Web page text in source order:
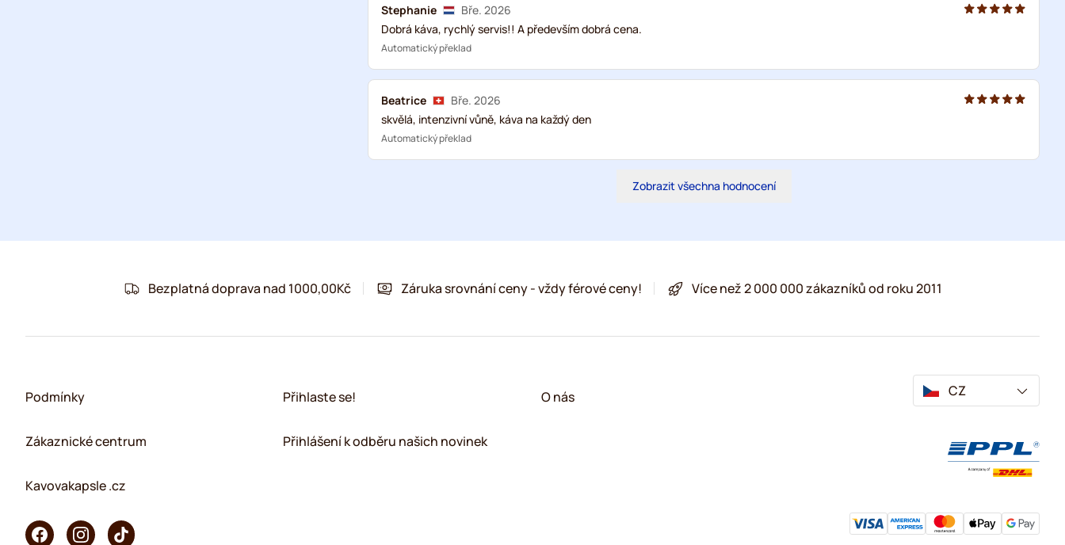
Stephanie
Bře. 2026
Dobrá káva, rychlý servis!! A především dobrá cena.
Automatický překlad
Beatrice
Bře. 2026
skvělá, intenzivní vůně, káva na každý den
Automatický překlad
Zobrazit všechna hodnocení
Bezplatná doprava nad 1000,00Kč Záruka srovnání ceny - vždy férové ceny! Více než 2 000 000 zákazníků od roku 2011
Podmínky
Zákaznické centrum
Kavovakapsle .cz
Přihlaste se!
Přihlášení k odběru našich novinek
O nás CZ